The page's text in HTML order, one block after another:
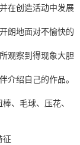
在创造活动中发展
朗地面对不愉快的
观察到得现象大胆
绍自己的作品。
、毛球、压花、
征